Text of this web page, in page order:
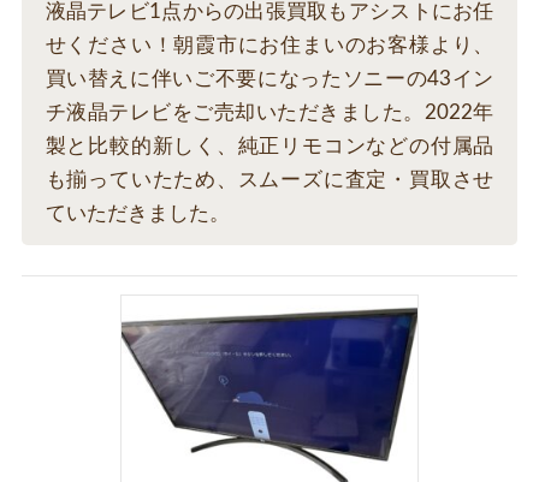
液晶テレビ1点からの出張買取もアシストにお任
せください！朝霞市にお住まいのお客様より、
買い替えに伴いご不要になったソニーの43イン
チ液晶テレビをご売却いただきました。2022年
製と比較的新しく、純正リモコンなどの付属品
も揃っていたため、スムーズに査定・買取させ
ていただきました。